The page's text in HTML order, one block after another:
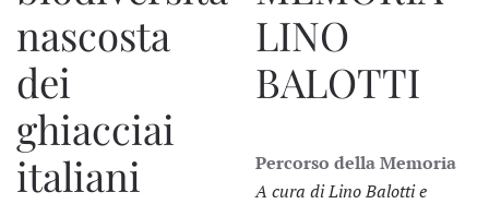
nascosta
dei
ghiacciai
italiani
LINO
BALOTTI
Percorso della Memoria
A cura di Lino Balotti e